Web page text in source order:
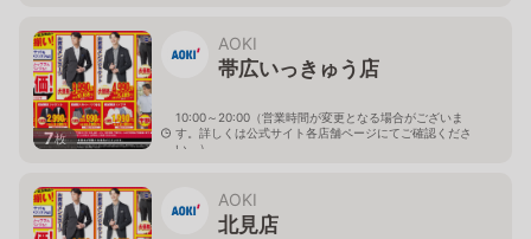
7枚
AOKI
帯広いっきゅう店
10:00～20:00（営業時間が変更となる場合がございま
す。詳しくは公式サイト各店舗ページにてご確認くださ
い。）
AOKI
北見店